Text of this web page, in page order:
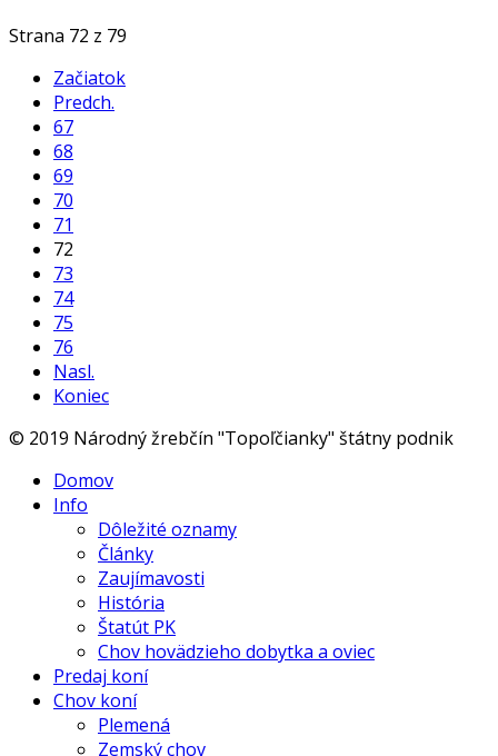
Strana 72 z 79
Začiatok
Predch.
67
68
69
70
71
72
73
74
75
76
Nasl.
Koniec
© 2019 Národný žrebčín "Topoľčianky" štátny podnik
Domov
Info
Dôležité oznamy
Články
Zaujímavosti
História
Štatút PK
Chov hovädzieho dobytka a oviec
Predaj koní
Chov koní
Plemená
Zemský chov